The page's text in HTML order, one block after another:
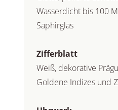
Wasserdicht bis 100
Saphirglas
Zifferblatt
Weiß, dekorative
Goldene Indizes und